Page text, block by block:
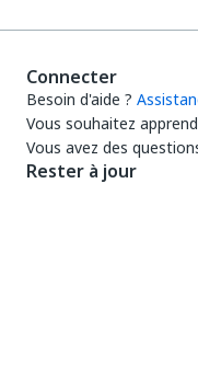
Connecter
Besoin d'aide ?
Vous souhaitez
Vous avez des
Rester à jour